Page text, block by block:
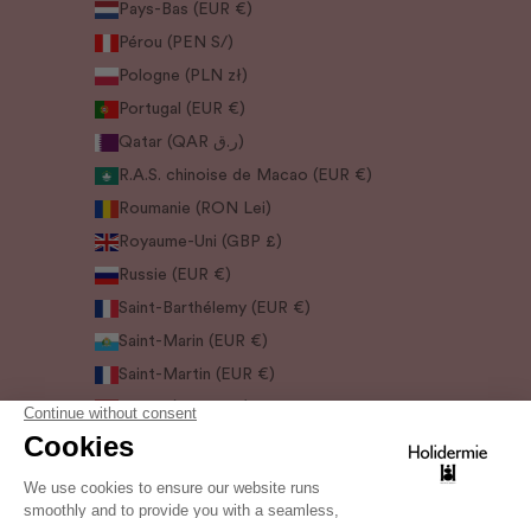
Pays-Bas (EUR €)
Pérou (PEN S/)
Pologne (PLN zł)
Portugal (EUR €)
Qatar (QAR ر.ق)
R.A.S. chinoise de Macao (EUR €)
Roumanie (RON Lei)
Royaume-Uni (GBP £)
Russie (EUR €)
Saint-Barthélemy (EUR €)
Saint-Marin (EUR €)
Saint-Martin (EUR €)
Serbie (RSD РСД)
Seychelles (EUR €)
Slovaquie (EUR €)